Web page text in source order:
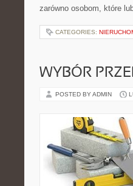
zarówno osobom, które
CATEGORIES:
WYBÓR
POSTED BY ADMIN